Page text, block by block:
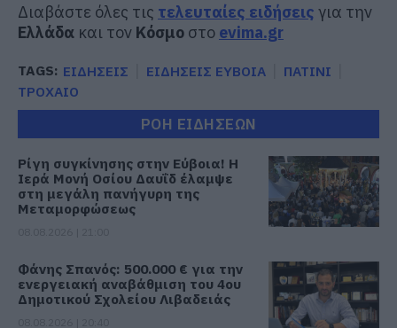
Διαβάστε όλες τις τελευταίες ειδήσεις για την
Ελλάδα και τον Κόσμο στο evima.gr
TAGS: ΕΙΔΗΣΕΙΣ ΕΙΔΗΣΕΙΣ ΕΥΒΟΙΑ
ΠΑΤΙΝΙ
ΤΡΟΧΑΙΟ
ΡΟΗ ΕΙΔΗΣΕΩΝ
Ρίγη συγκίνησης στην Εύβοια! Η
Ιερά Μονή Οσίου Δαυΐδ έλαμψε
στη μεγάλη πανήγυρη της
Μεταμορφώσεως
Φάνης Σπανός: 500.000 € για την
ενεργειακή αναβάθμιση του 4ου
Δημοτικού Σχολείου Λιβαδειάς